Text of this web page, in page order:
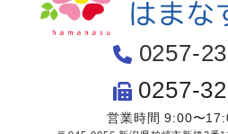
0257-
0257-
営業時間 9:00〜